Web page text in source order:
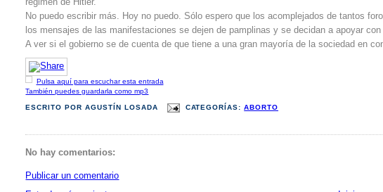
No puedo escribir más. Hoy no puedo. Sólo espero que los acomplejados de tantos
los mensajes de las manifestaciones se dejen de pamplinas y se decidan a apoyar
A ver si el gobierno se de cuenta de que tiene a una gran mayoría de la sociedad en
Pulsa aquí para escuchar esta entrada
También puedes guardarla como mp3
ESCRITO PORAGUSTÍN LOSADA CATEGORÍAS:ABORTO
No hay comentarios:
Publicar un comentario